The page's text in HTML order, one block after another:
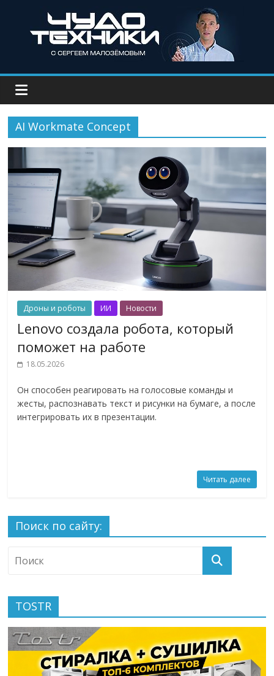
AI Workmate Concept
Дроны и роботы ИИ Новости
Lenovo создала робота, который
поможет на работе
18.05.2026
Он способен реагировать на голосовые команды и
жесты, распознавать текст и рисунки на бумаге, а после
интегрировать их в презентации.
Читать далее
Поиск по сайту:
TOSTR